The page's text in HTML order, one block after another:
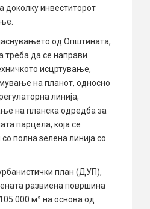
доколку инвеститорот
од Општината,
треба да се направи
исцртување,
на планот, односно
линија,
на планска одредба за
парцела, која се
полна зелена линија со
план (ДУП),
развиена површина
м² на основа од